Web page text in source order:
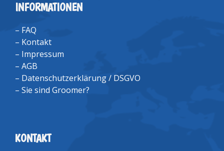
INFORMATIONEN
– FAQ
– Kontakt
– Impressum
– AGB
– Datenschutzerklärung / DSGVO
– Sie sind Groomer?
KONTAKT